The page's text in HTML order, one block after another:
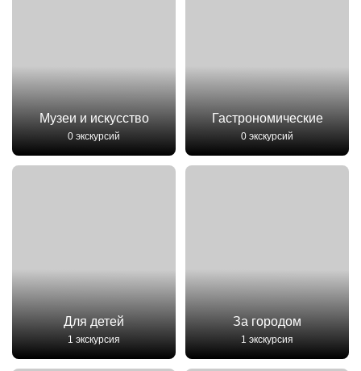
Музеи и искусство
0 экскурсий
Гастрономические
0 экскурсий
Для детей
1 экскурсия
За городом
1 экскурсия